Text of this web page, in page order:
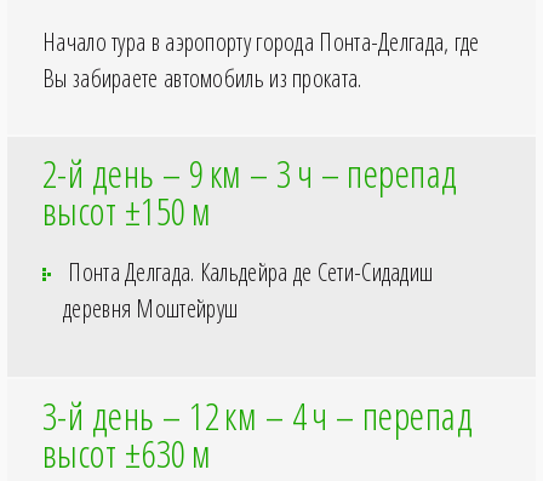
Начало тура в аэропорту города Понта-Делгада, где
Вы забираете автомобиль из проката.
2-й день – 9км – 3ч – перепад
высот ±150м
Понта Делгада. Кальдейра де Сети-Сидадиш
деревня Моштейруш
3-й день – 12км – 4ч – перепад
высот ±630м